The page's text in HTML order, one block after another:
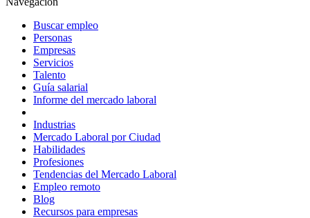
Buscar empleo
Personas
Empresas
Servicios
Talento
Guía salarial
Informe del mercado laboral
Industrias
Mercado Laboral por Ciudad
Habilidades
Profesiones
Tendencias del Mercado Laboral
Empleo remoto
Blog
Recursos para empresas